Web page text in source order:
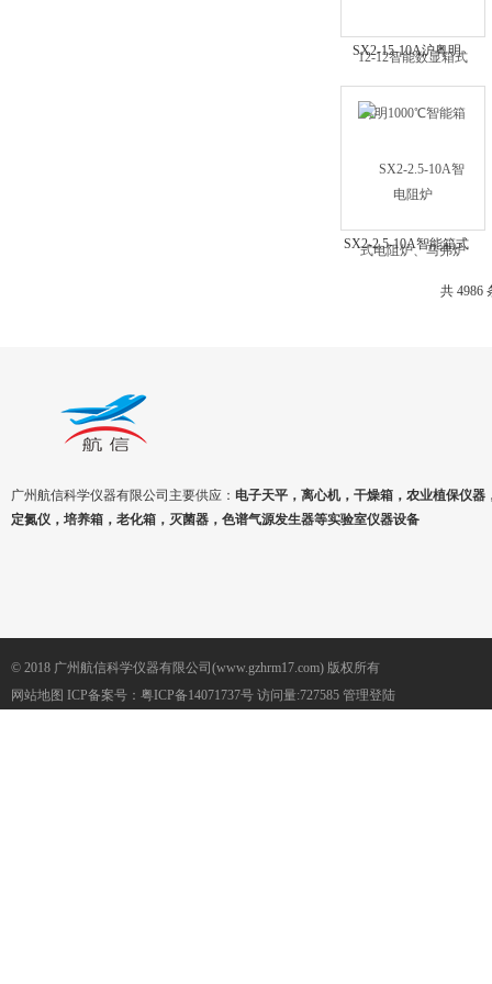
SX2-15-10A沪粤明
炉、马弗炉
SX2-2.5-10A智能箱式
实验室马弗炉共 4986
广州航信科学仪器有限公司主要供应： 电子天平，离心机，干燥箱，农业植保仪器
定氮仪，培养箱，老化箱，灭菌器，色谱气源发生器等实验室仪器设备
© 2018 广州航信科学仪器有限公司(www.gzhrm17.com) 版权所有
网站地图 ICP备案号： 粤ICP备14071737号 访问量:727585 管理登陆